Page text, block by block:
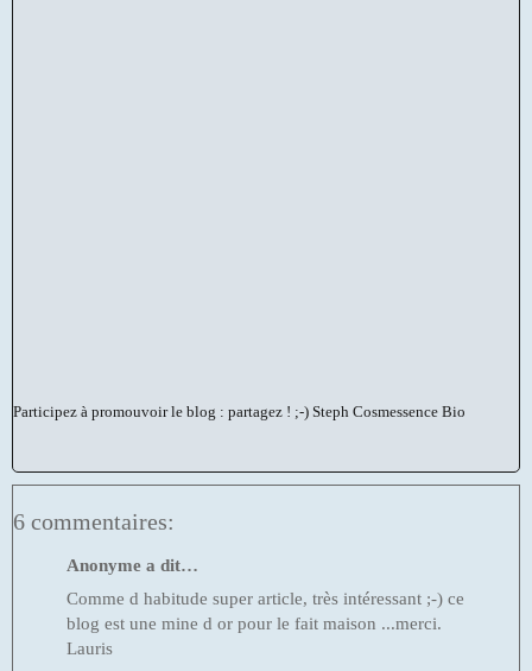
Participez à promouvoir le blog : partagez ! ;-) Steph Cosmessence Bio
6 commentaires:
Anonyme a dit…
Comme d habitude super article, très intéressant ;-) ce
blog est une mine d or pour le fait maison ...merci.
Lauris